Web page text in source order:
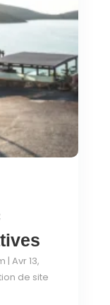
| Avr 13,
de site